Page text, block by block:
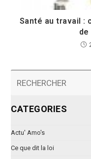
Santé au travail :
de
CATEGORIES
Actu' Amo's
Ce que dit la loi